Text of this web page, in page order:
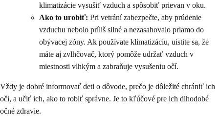
klimatizácie vysušiť vzduch a spôsobiť prievan v oku.
Ako to urobiť: Pri vetrání zabezpečte, aby prúdenie
vzduchu nebolo príliš silné a nezasahovalo priamo do
obývacej zóny. Ak používate klimatizáciu, uistite sa, že
máte aj zvlhčovač, ktorý pomôže udržať vzduch v
miestnosti vlhkým a zabraňuje vysušeniu očí.
Vždy je dobré informovať deti o dôvode, prečo je dôležité chrániť ich
oči, a učiť ich, ako to robiť správne. Je to kľúčové pre ich dlhodobé
očné zdravie.